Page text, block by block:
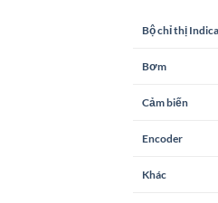
Bộ chỉ thị
Bơm
Cảm biến
Encoder
Khác